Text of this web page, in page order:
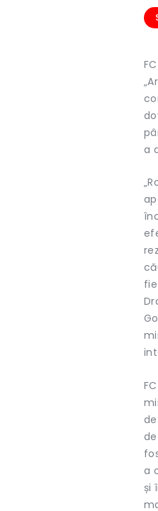
a
a
și